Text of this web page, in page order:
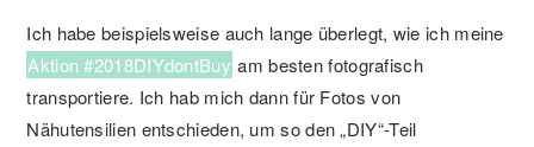
Ich habe beispielsweise auch lange überlegt, wie ich meine
Aktion #2018DIYdontBuy am besten fotografisch
transportiere. Ich hab mich dann für Fotos von
Nähutensilien entschieden, um so den „DIY“-Teil